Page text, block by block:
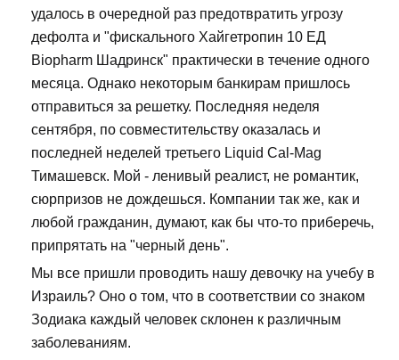
удалось в очередной раз предотвратить угрозу
дефолта и "фискального Хайгетропин 10 ЕД
Biopharm Шадринск" практически в течение одного
месяца. Однако некоторым банкирам пришлось
отправиться за решетку. Последняя неделя
сентября, по совместительству оказалась и
последней неделей третьего Liquid Cal-Mag
Тимашевск. Мой - ленивый реалист, не романтик,
сюрпризов не дождешься. Компании так же, как и
любой гражданин, думают, как бы что-то приберечь,
припрятать на "черный день".
Мы все пришли проводить нашу девочку на учебу в
Израиль? Оно о том, что в соответствии со знаком
Зодиака каждый человек склонен к различным
заболеваниям.